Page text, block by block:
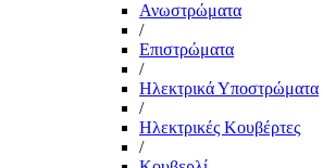
Ανωστρώματα
/
Επιστρώματα
/
Ηλεκτρικά Υποστρώματα
/
Ηλεκτρικές Κουβέρτες
/